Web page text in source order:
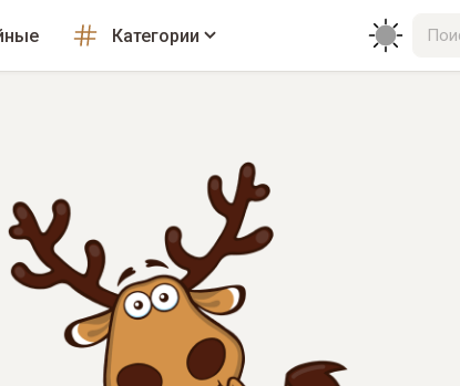
Категории